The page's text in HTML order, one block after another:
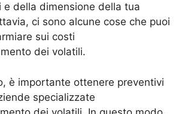
e della dimensione della tua
ci sono alcune cose che puoi
sui costi
dei volatili.
è importante ottenere preventivi
specializzate